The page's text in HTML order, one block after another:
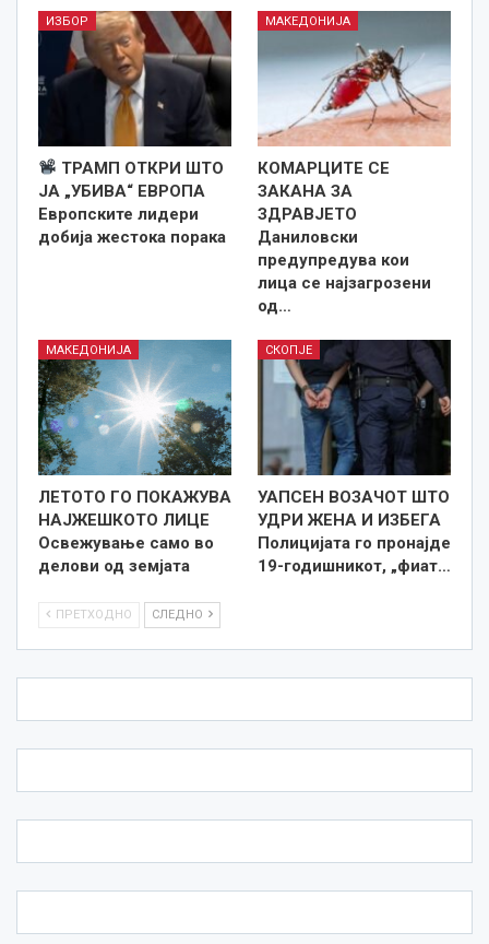
ИЗБОР
ТРАМП ОТКРИ ШТО
ЈА „УБИВА“ ЕВРОПА
Европските лидери
добија жестока порака
МАКЕДОНИЈА
КОМАРЦИТЕ СЕ
ЗАКАНА ЗА
ЗДРАВЈЕТО
Даниловски
предупредува кои
лица се најзагрозени
од…
МАКЕДОНИЈА
ЛЕТОТО ГО ПОКАЖУВА
НАЈЖЕШКОТО ЛИЦE
Освежување само во
делови од земјата
СКОПЈЕ
УАПСЕН ВОЗАЧОТ ШТО
УДРИ ЖЕНА И ИЗБЕГА
Полицијата го пронајде
19-годишникот, „фиат…
ПРЕТХОДНО СЛЕДНО